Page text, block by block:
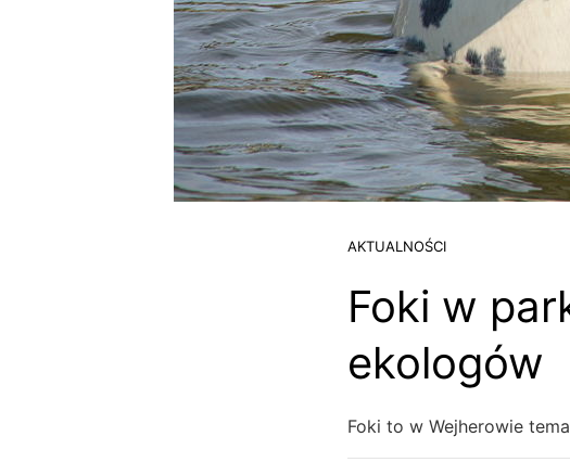
AKTUALNOŚCI
Foki w
ekologów
Foki to w Wejherowie